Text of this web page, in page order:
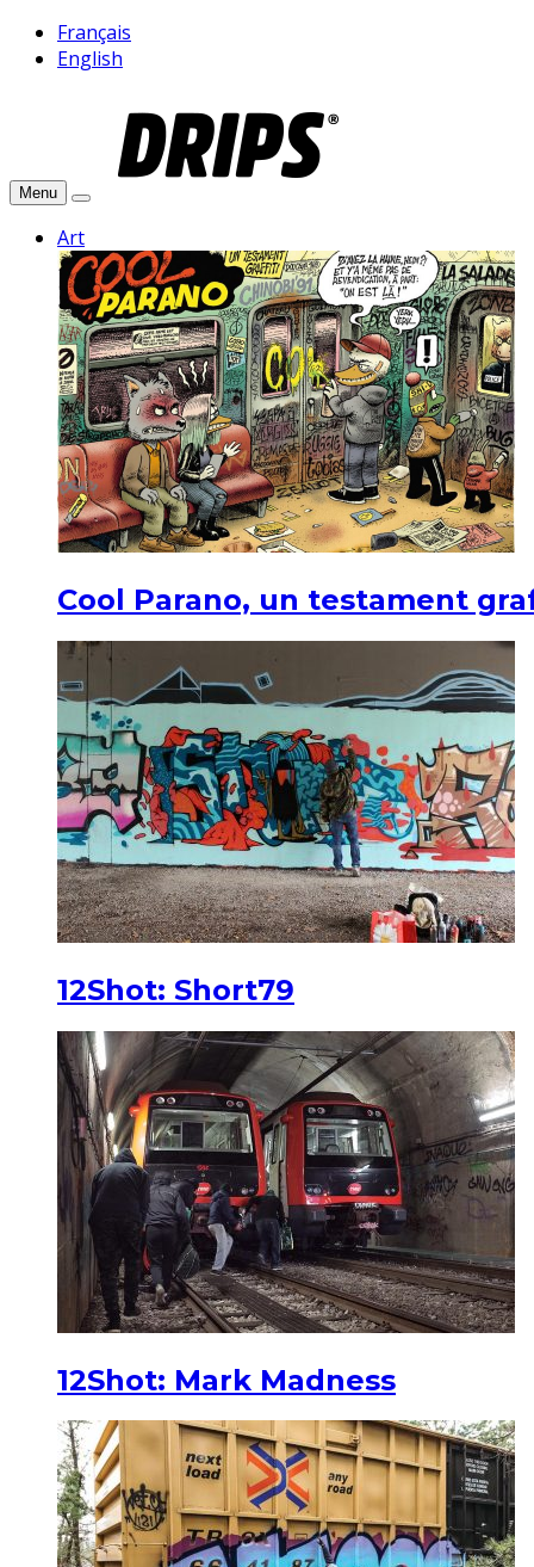
Français
English
Menu
Art
Cool Parano, un testament
12Shot: Short79
12Shot: Mark Madness